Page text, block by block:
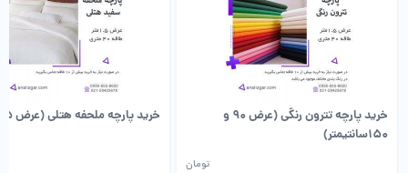
خرید پارچه تترون رنگی (عرض 90 و
150سانتیمتر)
تومان
خرید پارچه ملحفه هتلی (عرض 1.5 متر)